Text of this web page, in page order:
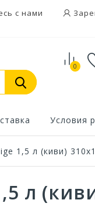
с нами
0
Условия
1,5 л (киви)
л